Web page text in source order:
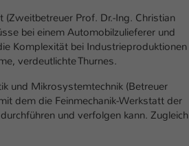
Prof. Dr.-Ing. Christian
bei einem Automobilzulieferer und
Komplexität bei Industrieproduktionen
verdeutlichte Thurnes.
und Mikrosystemtechnik (Betreuer
dem die Feinmechanik-Werkstatt der
und verfolgen kann. Zugleich